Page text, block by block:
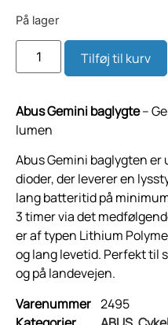
På lager
Tilføj til kurv
Abus Gemini baglygte–
lumen
Abus Gemini baglygten er
dioder, der leverer en
lang batteritid på
3 timer via det
er af typen Lithium
og lang levetid. Perfekt til
og på landevejen.
Varenummer 2495